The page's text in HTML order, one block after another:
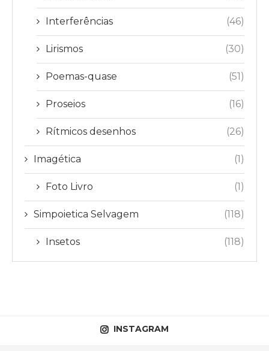
Interferências (46)
Lirismos (30)
Poemas-quase (51)
Proseios (16)
Rítmicos desenhos (26)
Imagética (1)
Foto Livro (1)
Simpoietica Selvagem (118)
Insetos (118)
INSTAGRAM